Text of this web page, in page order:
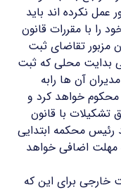
عمل نکرده اند باید
تشکیلات خود را با مقررات قانون
مزبور تقاضای ثبت
بدایت محلی که ثبت
آن ها رابه
خواهد کرد و
تشکیلات با قانون
رئیس محکمه ابتدایی
اضافی خواهد
خارجی برای این که